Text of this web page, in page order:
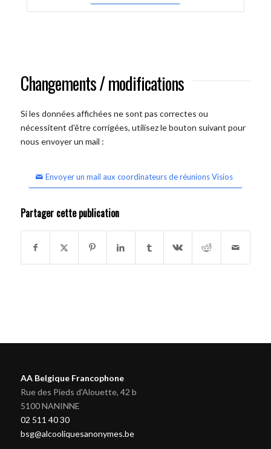
Changements / modifications
Si les données affichées ne sont pas correctes ou
nécessitent d'être corrigées, utilisez le bouton suivant pour
nous envoyer un mail :
Envoyer un mail aux coordinateurs de réunions Visios
Partager cette publication
AA Belgique Francophone
Rue des Pieds d'Alouette, 42 b
5100 NANINNE
02 511 40 30
bsg@alcooliquesanonymes.be